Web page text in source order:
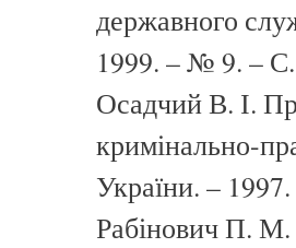
державного
1999. – № 9. –
Осадчий В. І.
кримінально-
України. –
Рабінович П. М.